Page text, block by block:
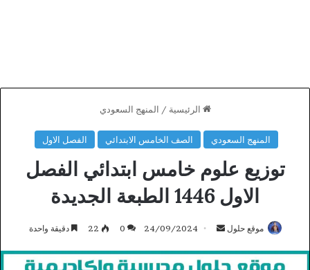
الرئيسية / المنهج السعودي
المنهج السعودي الصف الخامس الابتدائي الفصل الاول
توزيع علوم خامس ابتدائي الفصل
الاول 1446 الطبعة الجديدة
موقع حلول
أرسل
إلكترونيا
24/09/2024
0
22 دقيقة واحدة